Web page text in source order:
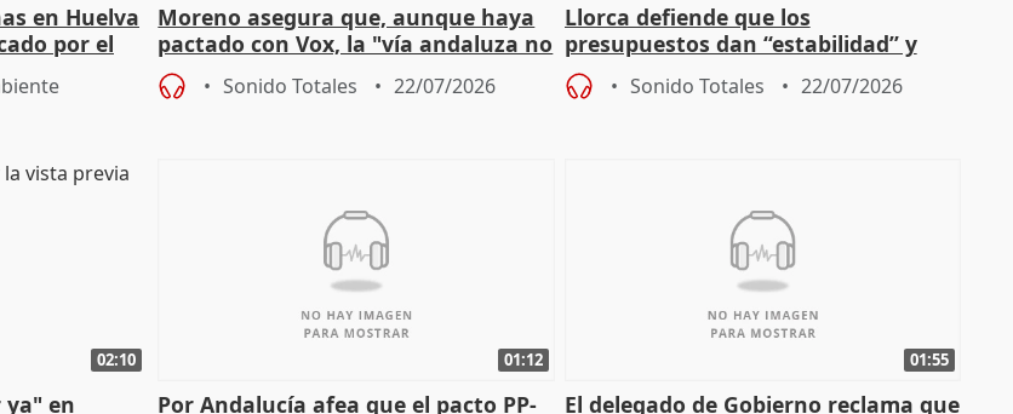
en Huelva
por el
Moreno asegura que, aunque haya
pactado con Vox, la "vía andaluza no
ha muerto" ni él va a "cambiar"
Sonido Totales 22/07/2026
Llorca defiende que los
presupuestos dan “estabilidad” y
dice que no ha hablado con Feijóo
Sonido Totales 22/07/2026
02:10
ya" en
01:12
Por Andalucía afea que el pacto PP-
01:55
El delegado de Gobierno reclama que